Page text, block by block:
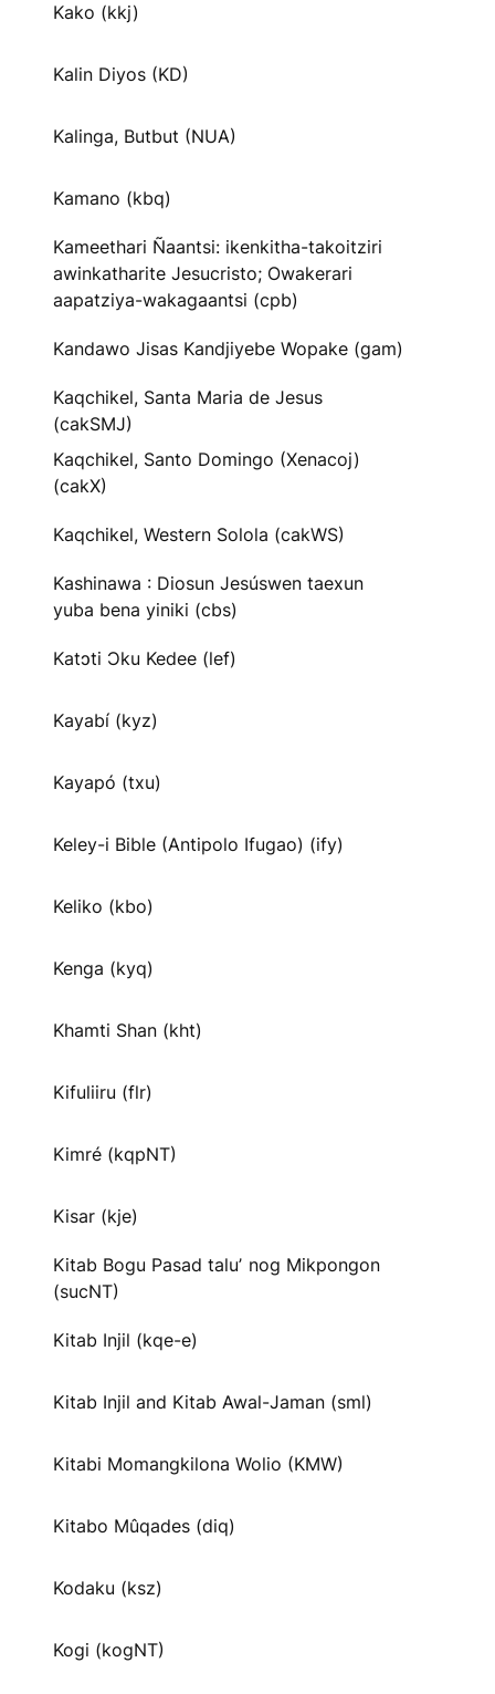
Kako (kkj)
Kalin Diyos (KD)
Kalinga, Butbut (NUA)
Kamano (kbq)
Kameethari Ñaantsi: ikenkitha-takoitziri
awinkatharite Jesucristo; Owakerari
aapatziya-wakagaantsi (cpb)
Kandawo Jisas Kandjiyebe Wopake (gam)
Kaqchikel, Santa Maria de Jesus
(cakSMJ)
Kaqchikel, Santo Domingo (Xenacoj)
(cakX)
Kaqchikel, Western Solola (cakWS)
Kashinawa : Diosun Jesúswen taexun
yuba bena yiniki (cbs)
Katɔti Ɔku Kedee (lef)
Kayabí (kyz)
Kayapó (txu)
Keley-i Bible (Antipolo Ifugao) (ify)
Keliko (kbo)
Kenga (kyq)
Khamti Shan (kht)
Kifuliiru (flr)
Kimré (kqpNT)
Kisar (kje)
Kitab Bogu Pasad taluʼ nog Mikpongon
(sucNT)
Kitab Injil (kqe-e)
Kitab Injil and Kitab Awal-Jaman (sml)
Kitabi Momangkilona Wolio (KMW)
Kitabo Mûqades (diq)
Kodaku (ksz)
Kogi (kogNT)